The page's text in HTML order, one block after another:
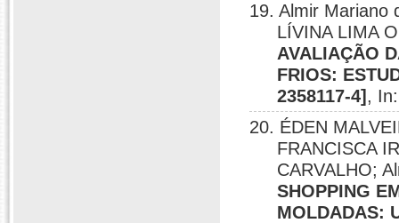
19. Almir Mariano
LÍVINA LIMA
AVALIAÇÃO
FRIOS:
2358117-4] ,
20. ÉDEN
FRANCISCA
CARVALHO;
SHOPPING
MOLDADAS: